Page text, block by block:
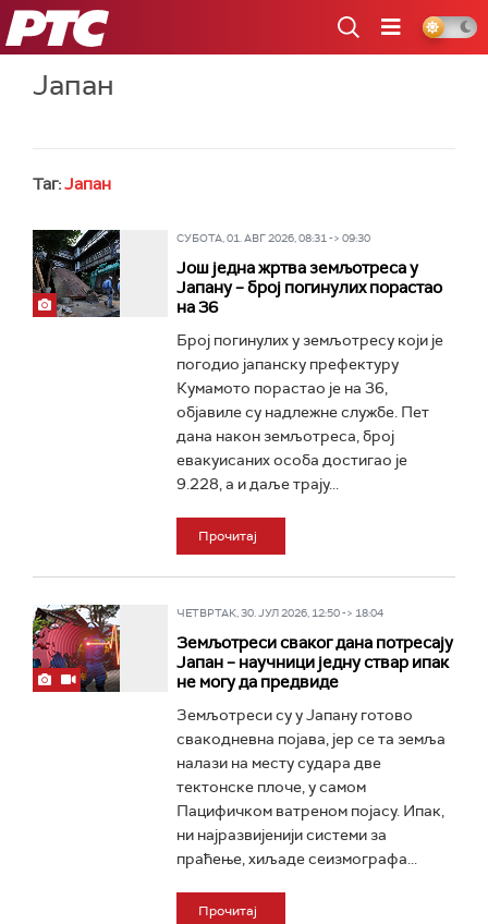
РТС
Јапан
Таг:Јапан
СУБОТА, 01. АВГ 2026, 08:31 -> 09:30
Још једна жртва земљотреса у
Јапану – број погинулих порастао
на 36
Број погинулих у земљотресу који је
погодио јапанску префектуру
Кумамото порастао је на 36,
објавиле су надлежне службе. Пет
дана након земљотреса, број
евакуисаних особа достигао је
9.228, а и даље трају...
Прочитај
ЧЕТВРТАК, 30. ЈУЛ 2026, 12:50 -> 18:04
Земљотреси сваког дана потресају
Јапан – научници једну ствар ипак
не могу да предвиде
Земљотреси су у Јапану готово
свакодневна појава, јер се та земља
налази на месту судара две
тектонске плоче, у самом
Пацифичком ватреном појасу. Ипак,
ни најразвијенији системи за
праћење, хиљаде сеизмографа...
Прочитај